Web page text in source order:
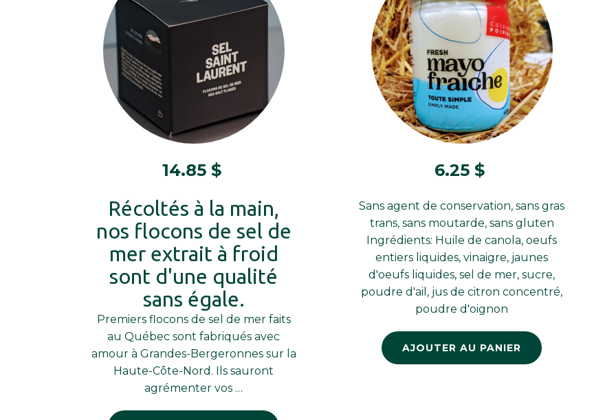
14.85 $
Récoltés à la main,
nos flocons de sel de
mer extrait à froid
sont d'une qualité
sans égale.
Premiers flocons de sel de mer faits
au Québec sont fabriqués avec
amour à Grandes-Bergeronnes sur la
Haute-Côte-Nord. Ils sauront
agrémenter vos …
6.25$
Sans agent de conservation, sans gras
trans, sans moutarde, sans gluten
Ingrédients: Huile de canola, oeufs
entiers liquides, vinaigre, jaunes
d'oeufs liquides, sel de mer, sucre,
poudre d'ail, jus de citron concentré,
poudre d'oignon
AJOUTER AU PANIER